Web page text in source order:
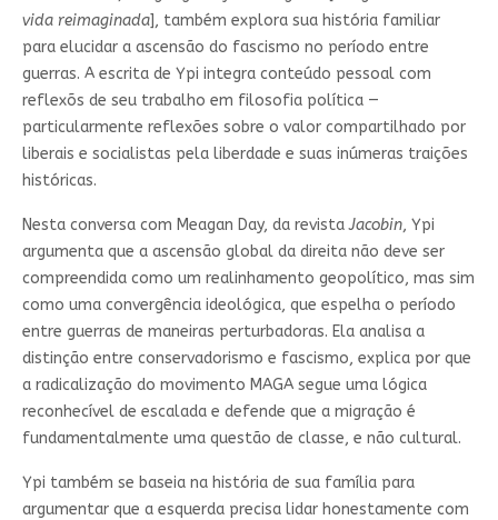
vida reimaginada], também explora sua história familiar
para elucidar a ascensão do fascismo no período entre
guerras. A escrita de Ypi integra conteúdo pessoal com
reflexõs de seu trabalho em filosofia política —
particularmente reflexões sobre o valor compartilhado por
liberais e socialistas pela liberdade e suas inúmeras traições
históricas.
Nesta conversa com Meagan Day, da revistaJacobin, Ypi
argumenta que a ascensão global da direita não deve ser
compreendida como um realinhamento geopolítico, mas sim
como uma convergência ideológica, que espelha o período
entre guerras de maneiras perturbadoras. Ela analisa a
distinção entre conservadorismo e fascismo, explica por que
a radicalização do movimento MAGA segue uma lógica
reconhecível de escalada e defende que a migração é
fundamentalmente uma questão de classe, e não cultural.
Ypi também se baseia na história de sua família para
argumentar que a esquerda precisa lidar honestamente com